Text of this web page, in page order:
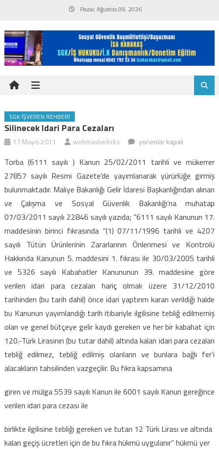
content
Pazar, Ağustos 09, 2026
SGK İŞVEREN REHBERI
Silinecek Idari Para Cezaları
17 Mayıs 2011 webmasterkrks
Silinecek
para
cezaları
için
yorumlar kapalı
Torba (6111 sayılı ) Kanun 25/02/2011 tarihli ve mükerrer
27857 sayılı Resmi Gazete’de yayımlanarak yürürlüğe girmiş
bulunmaktadır. Maliye Bakanlığı Gelir İdaresi Başkanlığından alınan
ve Çalışma ve Sosyal Güvenlik Bakanlığı’na muhatap
07/03/2011 sayılı 22846 sayılı yazıda; “6111 sayılı Kanunun 17.
maddesinin birinci fıkrasında “(1) 07/11/1996 tarihli ve 4207
sayılı Tütün Ürünlerinin Zararlarının Önlenmesi ve Kontrolü
Hakkında Kanunun 5. maddesini 1. fıkrası ile 30/03/2005 tarihli
ve 5326 sayılı Kabahatler Kanununun 39. maddesine göre
verilen idari para cezaları hariç olmak üzere 31/12/2010
tarihinden (bu tarih dahil) önce idari yaptırım kararı verildiği halde
bu Kanunun yayımlandığı tarih itibariyle ilgilisine tebliğ edilmemiş
olan ve genel bütçeye gelir kaydı gereken ve her bir kabahat için
120.-Türk Lirasının (bu tutar dahil) altında kalan idari para cezaları
tebliğ edilmez, tebliğ edilmiş olanların ve bunlara bağlı fer’i
alacakların tahsilinden vazgeçilir. Bu fıkra kapsamına
giren ve mülga 5539 sayılı Kanun ile 6001 sayılı Kanun gereğince
verilen idari para cezası ile
birlikte ilgilisine tebliği gereken ve tutarı 12 Türk Lirası ve altında
kalan geçiş ücretleri için de bu fıkra hükmü uygulanır” hükmü yer